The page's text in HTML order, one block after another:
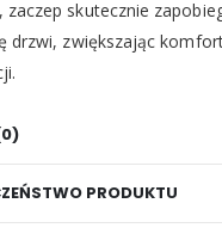
zaczep skutecznie
drzwi, zwiększając
PRODUKTU